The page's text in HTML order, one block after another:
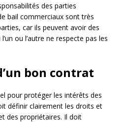
des parties
bail commerciaux sont très
car ils peuvent avoir des
ou l’autre ne respecte pas les
bon contrat
pour protéger les intérêts des
définir clairement les droits et
des propriétaires. Il doit